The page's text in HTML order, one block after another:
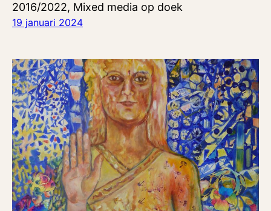
2016/2022, Mixed media op doek
19 januari 2024